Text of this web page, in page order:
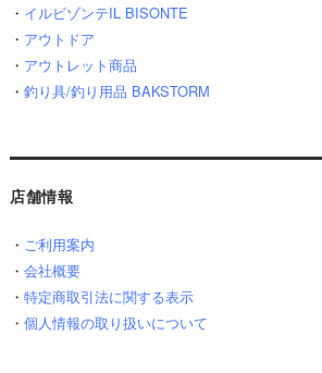
・ イルビゾンテIL BISONTE
・ アウトドア
・ アウトレット商品
・ 釣り具/釣り用品 BAKSTORM
店舗情報
・ ご利用案内
・ 会社概要
・ 特定商取引法に関する表示
・ 個人情報の取り扱いについて